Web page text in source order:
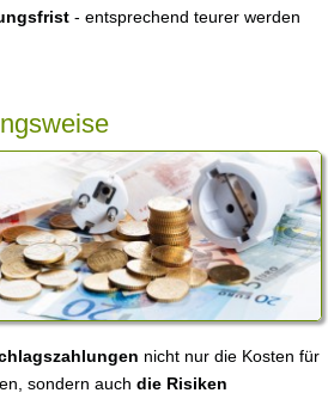
- entsprechend teurer werden
nicht nur die Kosten für
sondern auch die Risiken